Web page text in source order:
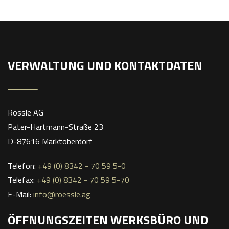
VERWALTUNG UND KONTAKTDATEN
Rössle AG
Pater-Hartmann-Straße 23
D-87616 Marktoberdorf
Telefon: +49 (0) 8342 - 70 59 5-0
Telefax: +49 (0) 8342 - 70 59 5-70
E-Mail: info@roessle.ag
ÖFFNUNGSZEITEN WERKSBÜRO UND